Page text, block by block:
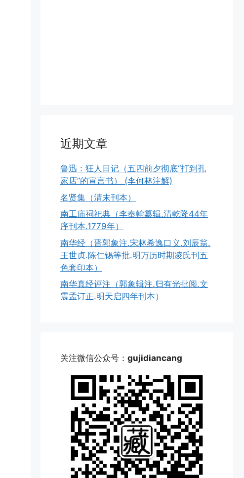
近期文章
鲁迅：狂人日记（五四前夕彻底“打到孔
家店”的宣言书） (李何林注解)
名贤集（清末刊本）
南工庙祠祀典（李奉翰纂辑.清乾隆44年
序刊本.1779年）
南华经（晋郭象注.宋林希逸口义.刘辰翁.
王世贞.陈仁锡等批.明万历时期凌氏刊五
色套印本）
南华真经评注（郭象辑注.归有光批阅.文
震孟订正.明天启四年刊本）
关注微信公众号： gujidiancang